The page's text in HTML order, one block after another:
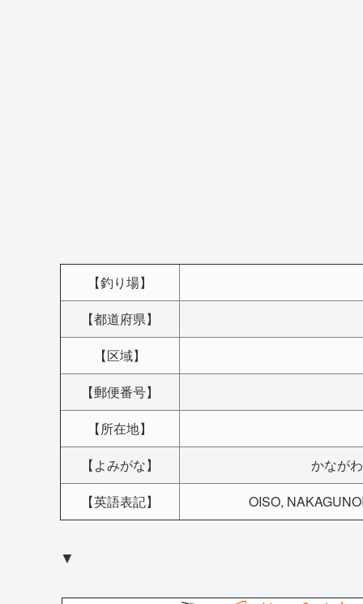
【釣り場】
【都道府県】
【区域】
【郵便番号】
【所在地】
【よみがな】
かなが
【英語表記】
OISO,
▼